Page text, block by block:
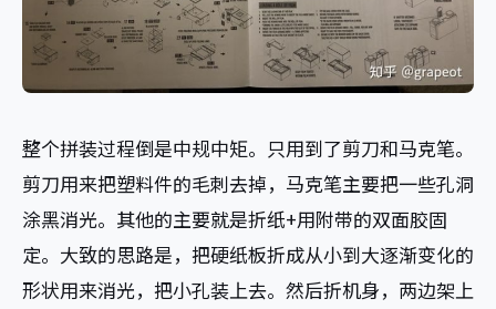
整个拼装过程倒是中规中矩。只用到了剪刀和马克笔。
剪刀用来把塑料件的毛刺去掉，马克笔主要把一些孔洞
涂黑消光。其他的主要就是折纸+用附带的双面胶固
定。大致的思路是，把硬纸板折成从小到大逐渐变化的
形状用来消光，把小孔装上去。然后折机身，两边架上